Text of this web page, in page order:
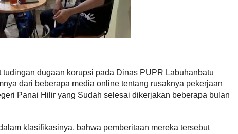
dugaan korupsi pada Dinas PUPR Labuhanbatu
dari beberapa media online tentang rusaknya pekerjaan
Panai Hilir yang Sudah selesai dikerjakan beberapa bulan
klasifikasinya, bahwa pemberitaan mereka tersebut